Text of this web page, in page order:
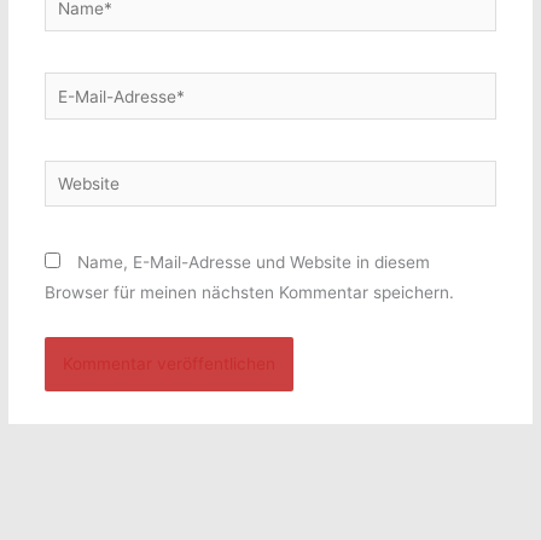
E-
Mail-
Website
Name, E-Mail-Adresse und Website in diesem
Browser für meinen nächsten Kommentar speichern.